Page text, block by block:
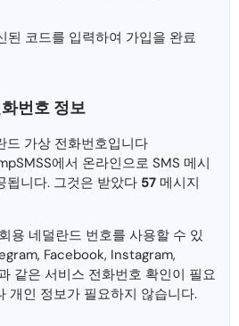
된 코드를 입력하여 가입을 완료
번호 정보
드 가상 전화번호입니다
에서 온라인으로 SMS 메시
됩니다. 그것은 받았다 57 메시지
용 네덜란드 번호를 사용할 수 있
Facebook, Instagram,
같은 서비스 전화번호 확인이 필요
개인 정보가 필요하지 않습니다.